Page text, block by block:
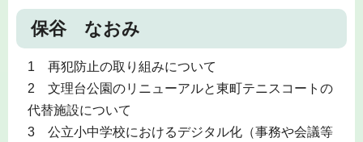
保谷 なおみ
1 再犯防止の取り組みについて
2 文理台公園のリニューアルと東町テニスコートの
代替施設について
3 公立小中学校におけるデジタル化（事務や会議等